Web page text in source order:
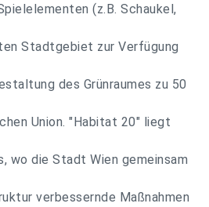
(z.B. Schaukel,
Stadtgebiet zur Verfügung
des Grünraumes zu 50
Union. "Habitat 20" liegt
wo die Stadt Wien gemeinsam
verbessernde Maßnahmen